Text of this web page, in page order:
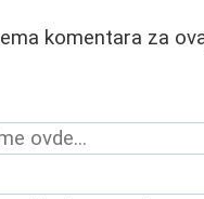
komentara za